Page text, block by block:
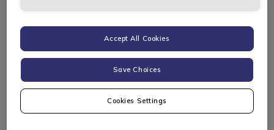
Verksted
mye mer.
Accept All Cookies
Save Choices
Cookies Settings